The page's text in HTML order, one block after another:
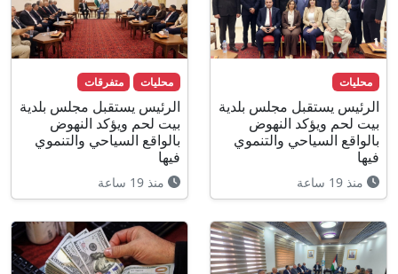
محليات
الرئيس يستقبل مجلس بلدية
بيت لحم ويؤكد النهوض
بالواقع السياحي والتنموي
فيها
منذ 19 ساعة
محليات متفرقات
الرئيس يستقبل مجلس بلدية
بيت لحم ويؤكد النهوض
بالواقع السياحي والتنموي
فيها
منذ 19 ساعة